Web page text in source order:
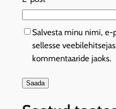
Salvesta minu nimi, e-
sellesse
kommentaaride jaoks.